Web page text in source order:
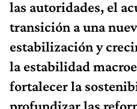
las autoridades, el
transición a una
estabilización y
la estabilidad
fortalecer la
profundizar las